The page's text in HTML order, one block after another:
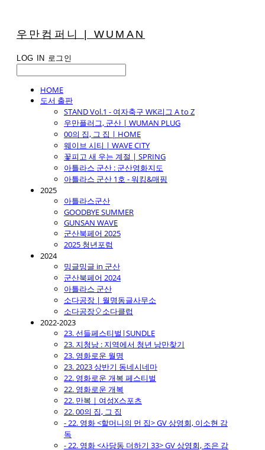
우만컴퍼니 | WUMAN
LOG IN 로그인
HOME
도서 출판
STAND Vol.1 - 여자축구 WK리그 A to Z
우만플러그, 군산 | WUMAN PLUG
00의 집, 그 집 | HOME
웨이브 시티 | WAVE CITY
꽃피고 새 우는 계절 | SPRING
아틀라스 군산 : 군산영화지도
아틀라스 군산 1호 - 워킹&매핑
2025
아틀라스군산
GOODBYE SUMMER
GUNSAN WAVE
군산북페어 2025
2025 청년포럼
2024
밍글밍글 in 군산
군산북페어 2024
아틀라스 군산
소다공장 | 월명동글사무소
소다공장🎈소다클럽
2022-2023
23. 선들페스티벌|SUNDLE
23. 지청낭 : 지역에서 청년 낭만찾기
23. 영화로운 월명
23. 2023 상반기 동네시네마
22. 영화로운 개복 페스티벌
22. 영화로운 개복
22. 만복｜여성X스포츠
22. 00의 집, 그 집
- 22. 영화 <할머니의 먼 집> GV 상영회, 이소현 감
독
- 22. 영화 <사당동 더하기 33> GV 상영회, 조은 감